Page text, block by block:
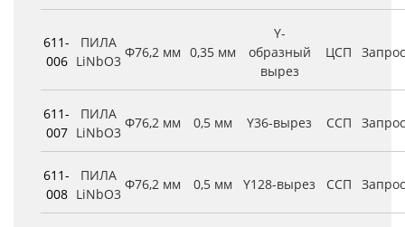
611-
006
ПИЛА
LiNbO3
Φ76,2 мм 0,35 мм
Y-
образный
вырез
ЦСП
611-
007
ПИЛА
LiNbO3
Φ76,2 мм 0,5 мм Y36-вырез ССП
611-
008
ПИЛА
LiNbO3
Φ76,2 мм 0,5 мм Y128-вырез ССП